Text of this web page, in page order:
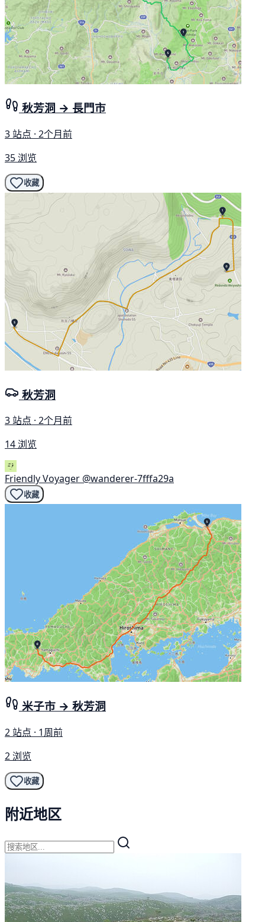
秋芳洞 → 長門市
3 站点 · 2个月前
35 浏览
收藏
秋芳洞
3 站点 · 2个月前
14 浏览
Friendly Voyager @wanderer-7fffa29a
收藏
米子市 → 秋芳洞
2 站点 · 1周前
2 浏览
收藏
附近地区